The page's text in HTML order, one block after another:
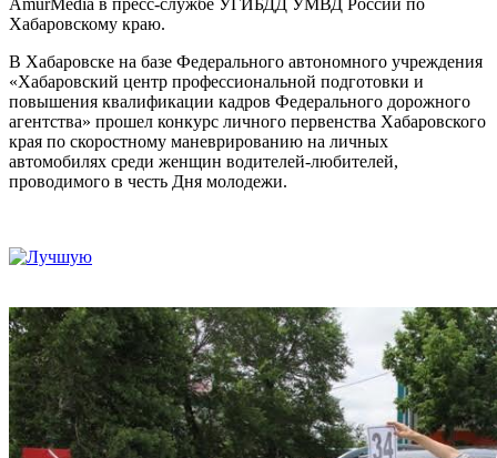
Хабаровскому краю.
В Хабаровске на базе Федерального автономного учреждения
«Хабаровский центр профессиональной подготовки и
повышения квалификации кадров Федерального дорожного
агентства» прошел конкурс личного первенства Хабаровского
края по скоростному маневрированию на личных
автомобилях среди женщин водителей-любителей,
проводимого в честь Дня молодежи.